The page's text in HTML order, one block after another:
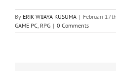
By ERIK WIJAYA KUSUMA | Februari
GAME PC, RPG | 0 Comments